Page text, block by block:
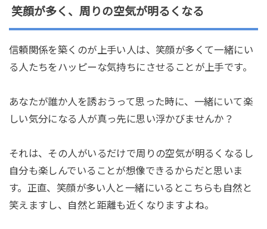
笑顔が多く、周りの空気が明るくなる
信頼関係を築くのが上手い人は、笑顔が多くて一緒にい
る人たちをハッピーな気持ちにさせることが上手です。
あなたが誰か人を誘おうって思った時に、一緒にいて楽
しい気分になる人が真っ先に思い浮かびませんか？
それは、その人がいるだけで周りの空気が明るくなるし
自分も楽しんでいることが想像できるからだと思いま
す。正直、笑顔が多い人と一緒にいるとこちらも自然と
笑えますし、自然と距離も近くなりますよね。